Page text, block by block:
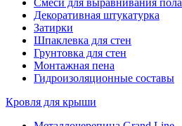
Декоративная штукатурка
Затирки
Шпаклевка для стен
Грунтовка для стен
Монтажная пена
Гидроизоляционные составы
Кровля для крыши